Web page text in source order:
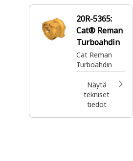
20R-5365:
Cat® Reman
Turboahdin
Cat Reman
Turboahdin
Näytä
tekniset
tiedot